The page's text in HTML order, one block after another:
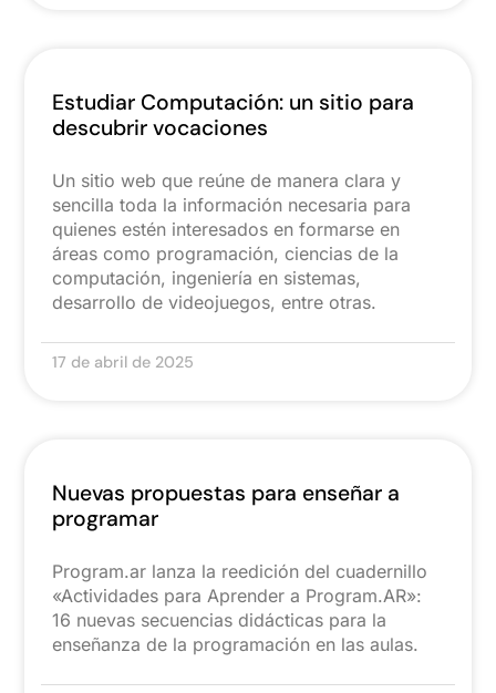
Estudiar Computación: un sitio para
descubrir vocaciones
Un sitio web que reúne de manera clara y
sencilla toda la información necesaria para
quienes estén interesados en formarse en
áreas como programación, ciencias de la
computación, ingeniería en sistemas,
desarrollo de videojuegos, entre otras.
17 de abril de 2025
Nuevas propuestas para enseñar a
programar
Program.ar lanza la reedición del cuadernillo
«Actividades para Aprender a Program.AR»:
16 nuevas secuencias didácticas para la
enseñanza de la programación en las aulas.